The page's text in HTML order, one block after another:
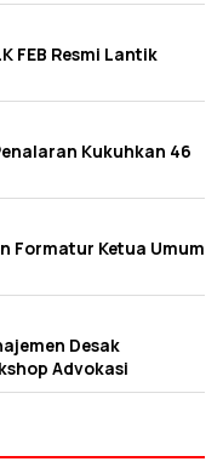
FEB Resmi Lantik
Kukuhkan 46
Formatur Ketua Umum
Desak
Advokasi